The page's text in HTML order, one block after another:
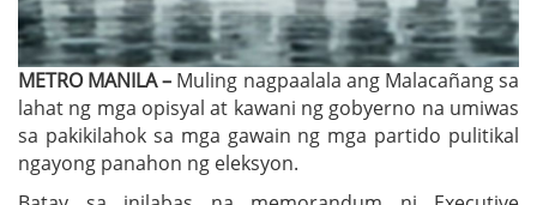
METRO MANILA – Muling nagpaalala ang Malacañang sa
lahat ng mga opisyal at kawani ng gobyerno na umiwas
sa pakikilahok sa mga gawain ng mga partido pulitikal
ngayong panahon ng eleksyon.